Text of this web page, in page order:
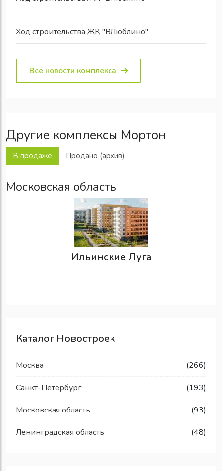
Ход строительства ЖК "ВЛюблино"
Все новости комплекса
Другие комплексы Мортон
В продаже Продано (архив)
Московская область
Ильинские Луга
Каталог Новостроек
Москва (266)
Санкт-Петербург (193)
Московская область (93)
Ленинградская область (48)